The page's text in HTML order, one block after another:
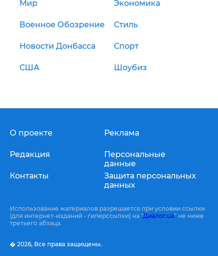
Мир Экономика
Военное Обозрение Стиль
Новости Донбасса Спорт
США Шоубиз
О проекте
Редакция
Контакты
Реклама
Персональные
данные
Защита персональных
данных
Использование материалов разрешается при условии ссылки
(для интернет-изданий - гиперссылки) на "Диалог.ua" не ниже
третьего абзаца.
� 2026, Все права защищены.